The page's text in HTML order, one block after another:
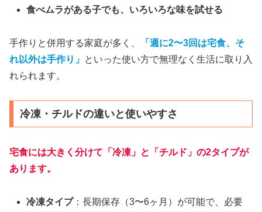
食べムラがある子でも、いろいろな味を試せる
手作りと併用する家庭が多く、
「週に2〜3回は宅食、そ
れ以外は手作り」 といった使い方で無理なく生活に取り入
れられます。
冷凍・チルドの違いと使いやすさ
宅食には大きく分けて「冷凍」と「チルド」の2タイプが
あります。
冷凍タイプ：長期保存（3〜6ヶ月）が可能で、必要